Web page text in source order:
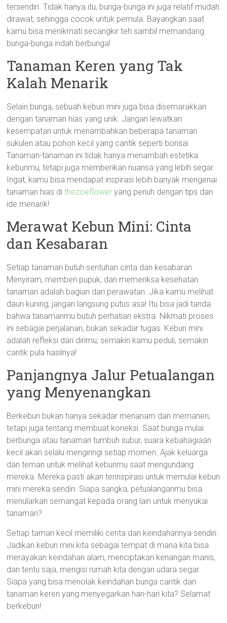
tersendiri. Tidak hanya itu, bunga-bunga ini juga relatif mudah
dirawat, sehingga cocok untuk pemula. Bayangkan saat
kamu bisa menikmati secangkir teh sambil memandang
bunga-bunga indah berbunga!
Tanaman Keren yang Tak
Kalah Menarik
Selain bunga, sebuah kebun mini juga bisa disemarakkan
dengan tanaman hias yang unik. Jangan lewatkan
kesempatan untuk menambahkan beberapa tanaman
sukulen atau pohon kecil yang cantik seperti bonsai.
Tanaman-tanaman ini tidak hanya menambah estetika
kebunmu, tetapi juga memberikan nuansa yang lebih segar.
Ingat, kamu bisa mendapat inspirasi lebih banyak mengenai
tanaman hias dithezoeflower yang penuh dengan tips dan
ide menarik!
Merawat Kebun Mini: Cinta
dan Kesabaran
Setiap tanaman butuh sentuhan cinta dan kesabaran.
Menyiram, memberi pupuk, dan memeriksa kesehatan
tanaman adalah bagian dari perawatan. Jika kamu melihat
daun kuning, jangan langsung putus asa! Itu bisa jadi tanda
bahwa tanamanmu butuh perhatian ekstra. Nikmati proses
ini sebagai perjalanan, bukan sekadar tugas. Kebun mini
adalah refleksi dari dirimu; semakin kamu peduli, semakin
cantik pula hasilnya!
Panjangnya Jalur Petualangan
yang Menyenangkan
Berkebun bukan hanya sekadar menanam dan memanen,
tetapi juga tentang membuat koneksi. Saat bunga mulai
berbunga atau tanaman tumbuh subur, suara kebahagiaan
kecil akan selalu mengiringi setiap momen. Ajak keluarga
dan teman untuk melihat kebunmu saat mengundang
mereka. Mereka pasti akan terinspirasi untuk memulai kebun
mini mereka sendiri. Siapa sangka, petualanganmu bisa
menularkan semangat kepada orang lain untuk menyukai
tanaman?
Setiap taman kecil memiliki cerita dan keindahannya sendiri.
Jadikan kebun mini kita sebagai tempat di mana kita bisa
merayakan keindahan alam, menciptakan kenangan manis,
dan tentu saja, mengisi rumah kita dengan udara segar.
Siapa yang bisa menolak keindahan bunga cantik dan
tanaman keren yang menyegarkan hari-hari kita? Selamat
berkebun!